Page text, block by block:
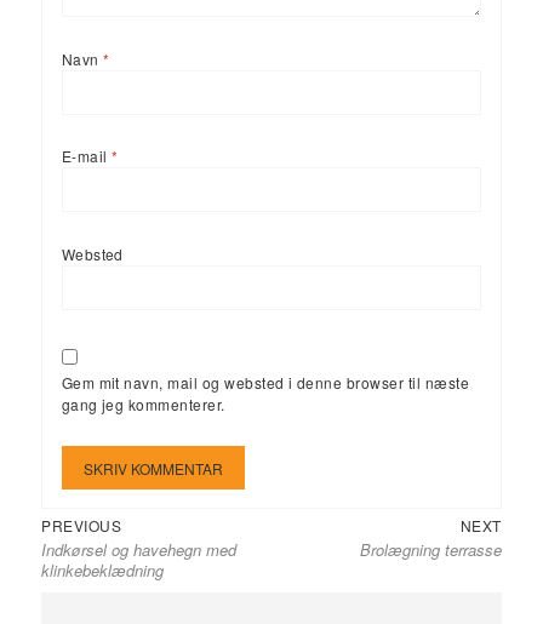
Navn*
E-mail *
Websted
Gem mit navn, mail og websted i denne browser til næste
gang jeg kommenterer.
Indlægsnavigation
PREVIOUS
post:
Indkørsel og havehegn med
klinkebeklædning
NEXT
post:
Brolægning terrasse